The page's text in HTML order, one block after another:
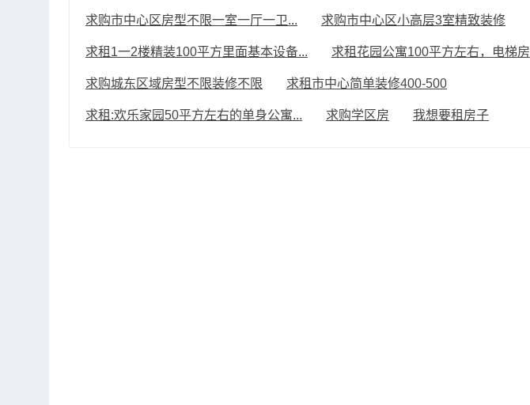
求购市中心区房型不限一室一厅一卫... 求购市中心区小高层3室精致装修
求租1一2楼精装100平方里面基本设备... 求租花园公寓100平方左右，电梯房
求购城东区域房型不限装修不限 求租市中心简单装修400-500
求租:欢乐家园50平方左右的单身公寓... 求购学区房 我想要租房子